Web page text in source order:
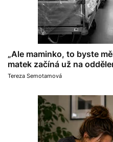
„Ale maminko, to byste
matek začíná už na
Tereza Semotamová